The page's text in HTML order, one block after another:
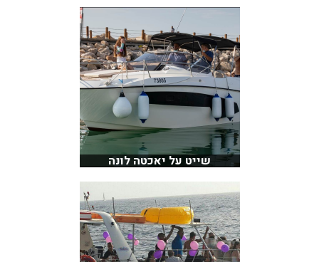
שייט על יאכטה לונה